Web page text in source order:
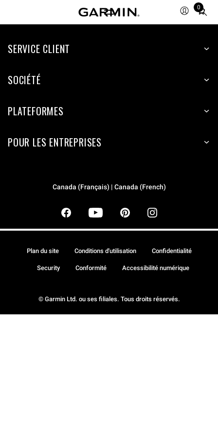
0
Total
items
cart:
SERVICE CLIENT
SOCIÉTÉ
PLATEFORMES
POUR LES ENTREPRISES
Canada (Français) | Canada (French)
© Garmin Ltd. ou ses filiales. Tous droits réservés.
Plan du site Conditions d'utilisation Confidentialité
Security Conformité Accessibilité numérique